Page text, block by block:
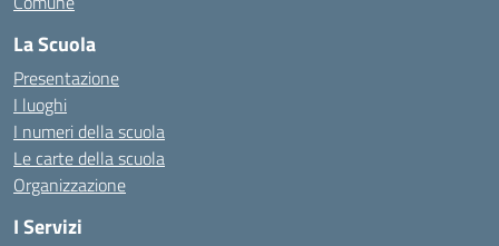
La Scuola
Presentazione
I luoghi
I numeri della scuola
Le carte della scuola
Organizzazione
I Servizi